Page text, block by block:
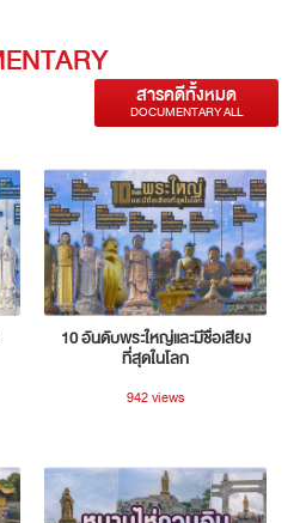
สารคดีทั้งหมด
DOCUMENTARY ALL
10 อันดับพระใหญ่และมีชื่อเสียง
ที่สุดในโลก
942 views